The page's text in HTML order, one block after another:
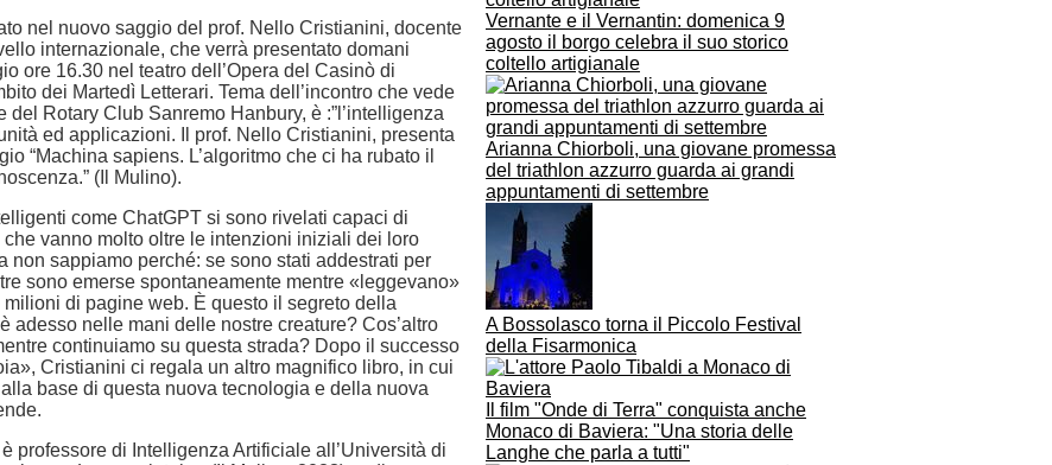
Vernante e il Vernantin: domenica 9
agosto il borgo celebra il suo storico
coltello artigianale
Arianna Chiorboli, una giovane promessa
del triathlon azzurro guarda ai grandi
appuntamenti di settembre
A Bossolasco torna il Piccolo Festival
della Fisarmonica
Il film "Onde di Terra" conquista anche
Monaco di Baviera: "Una storia delle
Langhe che parla a tutti"
nel nuovo saggio del prof. Nello Cristianini, docente
internazionale, che verrà presentato domani
ore 16.30 nel teatro dell’Opera del Casinò di
dei Martedì Letterari. Tema dell’incontro che vede
del Rotary Club Sanremo Hanbury, è :”l’intelligenza
ed applicazioni. Il prof. Nello Cristianini, presenta
“Machina sapiens. L’algoritmo che ci ha rubato il
(Il Mulino).
come ChatGPT si sono rivelati capaci di
vanno molto oltre le intenzioni iniziali dei loro
non sappiamo perché: se sono stati addestrati per
sono emerse spontaneamente mentre «leggevano»
di pagine web. È questo il segreto della
adesso nelle mani delle nostre creature? Cos’altro
continuiamo su questa strada? Dopo il successo
Cristianini ci regala un altro magnifico libro, in cui
base di questa nuova tecnologia e della nuova
professore di Intelligenza Artificiale all’Università di